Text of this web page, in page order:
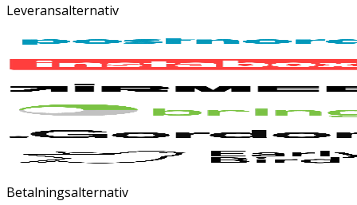
Leveransalternativ
Betalningsalternativ